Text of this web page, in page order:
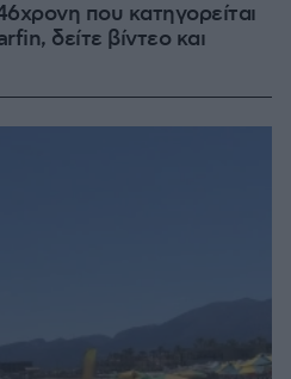
που κατηγορείται
δείτε βίντεο και